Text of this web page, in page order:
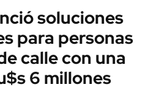
soluciones
para personas
calle con una
6 millones